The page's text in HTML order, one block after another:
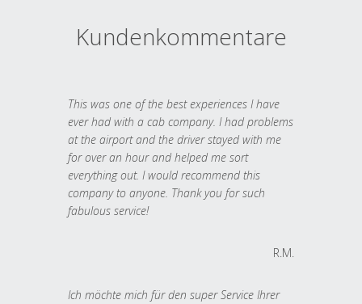
Kundenkommentare
This was one of the best experiences I have
ever had with a cab company. I had problems
at the airport and the driver stayed with me
for over an hour and helped me sort
everything out. I would recommend this
company to anyone. Thank you for such
fabulous service!
R.M.
Ich möchte mich für den super Service Ihrer